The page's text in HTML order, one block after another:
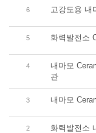
6 고강도용 내
5 화력발전소
4
내마모
관
3 내마모
2 화력발전소